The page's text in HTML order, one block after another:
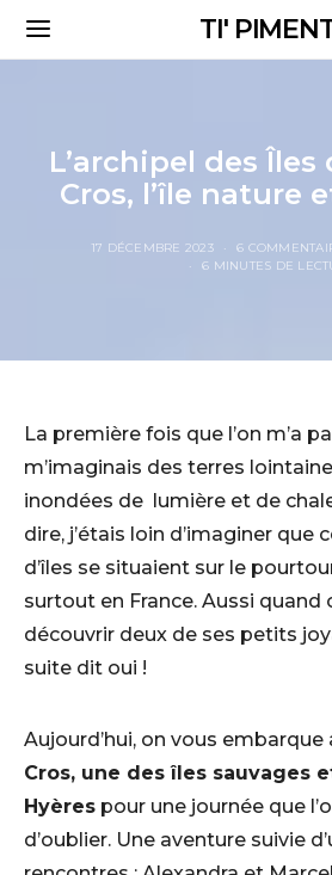
TI'
L’archipel des Îles
Cros, l’île nature
17 DÉCEMBRE 2023 6
6 MINUTES DE
La première fois que l’on m’a
m’imaginais des terres
inondées de lumière et de
dire, j’étais loin d’imaginer que
d’îles se situaient sur le
surtout en France. Aussi quand
découvrir deux de ses petits
suite dit oui !
Aujourd’hui, on vous embarque
Cros, une des îles sauvages
Hyères pour une journée que
d’oublier. Une aventure suivie